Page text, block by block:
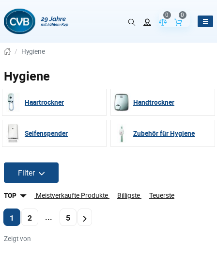
Vergleich der
0
Inhalt des
0
/ Hygiene
Hygiene
Haartrockner Handtrockner
Seifenspender Zubehör für Hygiene
Filter
TOP Meistverkaufte Produkte Billigste Teuerste
1 2 ... 5
Zeigt von